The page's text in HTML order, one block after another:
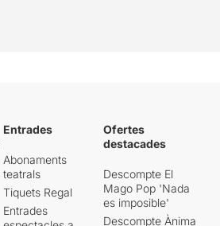
Entrades
Abonaments
teatrals
Tiquets Regal
Entrades
Ofertes
destacades
Descompte El
Mago Pop 'Nada
es imposible'
Descompte Ànima